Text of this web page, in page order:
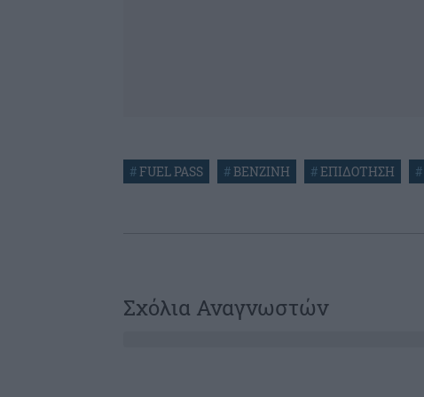
#FUEL PASS #ΒΕΝΖΙΝΗ #ΕΠΙΔΟΤΗΣΗ #
Σχόλια Αναγνωστών